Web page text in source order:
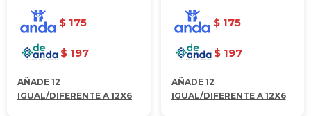
$ 175
$ 197
AÑADE 12
IGUAL/DIFERENTE A 12X6
$ 175
$ 197
AÑADE 12
IGUAL/DIFERENTE A 12X6